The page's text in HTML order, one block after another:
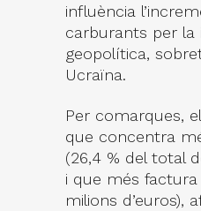
influència
carburants per la
geopolítica,
Ucraïna.
Per comarques,
que concentra
(26,4 % del total
i que més factura
milions d’euros),